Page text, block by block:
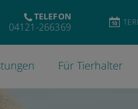
TELEFON
04121-266369
Für Tierhalter